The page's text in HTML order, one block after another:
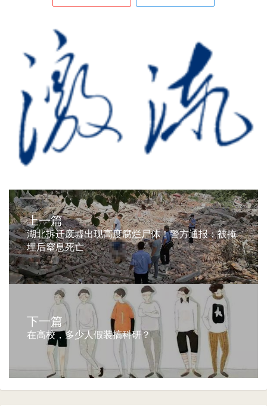
上一篇
湖北拆迁废墟出现高度腐烂尸体！警方通报：被掩
埋后窒息死亡
下一篇
在高校，多少人假装搞科研？